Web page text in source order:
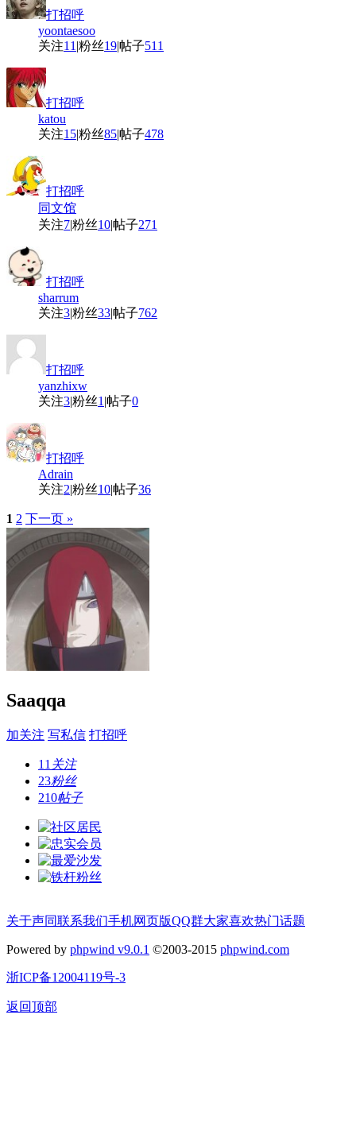
打招呼
yoontaesoo
关注11 |粉丝19|帖子511
打招呼
katou
关注15|粉丝85|帖子478
打招呼
同文馆
关注7|粉丝10|帖子271
打招呼
sharrum
关注3|粉丝33|帖子762
打招呼
yanzhixw
关注3|粉丝1 |帖子0
打招呼
Adrain
关注2|粉丝10|帖子36
1 2 下一页 »
Saaqqa
加关注 写私信 打招呼
11 关注
23粉丝
210帖子
关于声同联系我们手机网页版QQ群大家喜欢热门话题
Powered by phpwind v9.0.1 ©2003-2015 phpwind.com
浙ICP备12004119号-3
返回顶部